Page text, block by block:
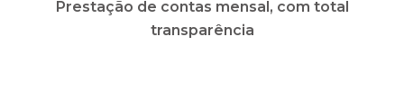
Prestação de contas mensal, com total
transparência